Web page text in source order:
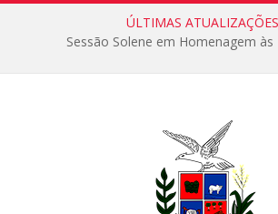
ÚLTIMAS
Sessão Solene em Homenagem às